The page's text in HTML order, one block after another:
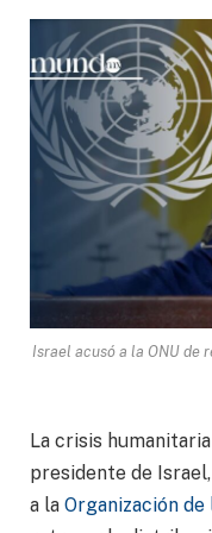
Israel acusó a la ONU de
La crisis
presidente de Israel,
a la Organización de